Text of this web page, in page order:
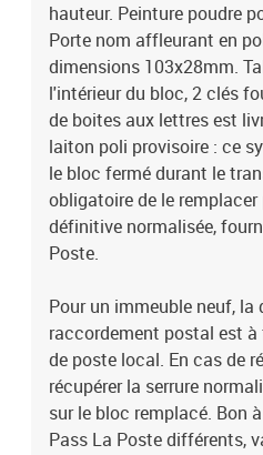
hauteur. Peinture poudre
Porte nom affleurant en
dimensions 103x28mm.
l'intérieur du bloc, 2 clés
de boites aux lettres est
laiton poli provisoire : ce
le bloc fermé durant le
obligatoire de le remplacer
définitive normalisée,
Poste.
Pour un immeuble neuf, la
raccordement postal est à
de poste local. En cas de
récupérer la serrure
sur le bloc remplacé. Bon
Pass La Poste différents,